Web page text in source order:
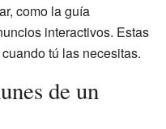
como la guía
interactivos. Estas
tú las necesitas.
de un